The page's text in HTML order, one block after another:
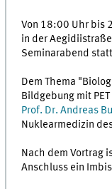
Von 18:00 Uhr bis
in der
Seminarabend
Dem Thema
Bildgebung mit
Prof. Dr. Andreas
Nuklearmedizin
Nach dem Vortrag
Anschluss ein